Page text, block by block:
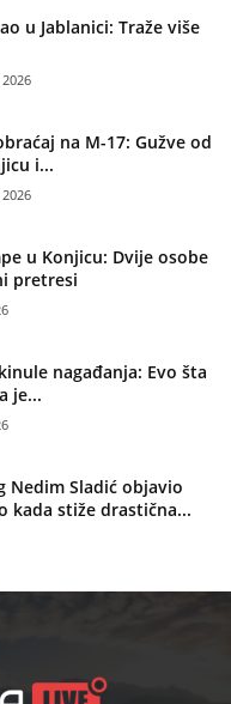
u Jablanici: Traže više
na M-17: Gužve od
i...
u Konjicu: Dvije osobe
pretresi
nagađanja: Evo šta
je...
Nedim Sladić objavio
kada stiže drastična...